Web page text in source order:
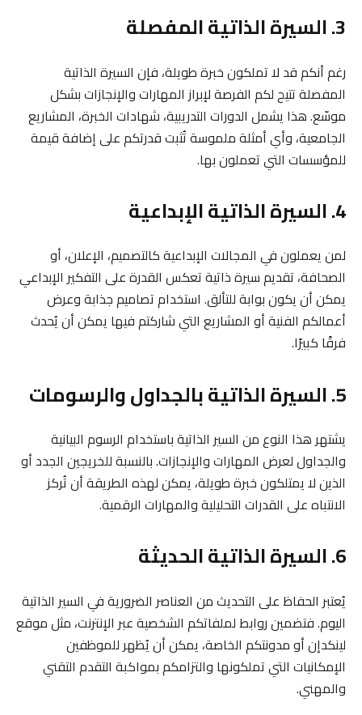
3. السيرة الذاتية المفصلة
رغم أنكم قد لا تملكون خبرة طويلة، فإن السيرة الذاتية
المفصلة تتيح لكم الفرصة لإبراز المهارات والإنجازات بشكل
موسّع. هذا يشمل الدورات التدريبية، شهادات الخبرة، المشاريع
الجامعية، وأي أمثلة ملموسة تُثبت قدرتكم على إضافة قيمة
للمؤسسات التي تعملون بها.
4. السيرة الذاتية الإبداعية
لمن يعملون في المجالات الإبداعية كالتصميم، الإعلان، أو
الصحافة، تقديم سيرة ذاتية تعكس القدرة على التفكير الإبداعي
يمكن أن يكون بوابة للتألق. استخدام تصاميم جذابة وعرض
أعمالكم الفنية أو المشاريع التي شاركتم فيها يمكن أن يُحدث
فرقًا كبيرًا.
5. السيرة الذاتية بالجداول والرسومات
يشتهر هذا النوع من السير الذاتية باستخدام الرسوم البيانية
والجداول لعرض المهارات والإنجازات. بالنسبة للخريجين الجدد أو
الذين لا يمتلكون خبرة طويلة، يمكن لهذه الطريقة أن تُركز
الانتباه على القدرات التحليلية والمهارات الرقمية.
6. السيرة الذاتية الحديثة
يُعتبر الحفاظ على التحديث من العناصر الضرورية في السير الذاتية
اليوم. فتضمين روابط لملفاتكم الشخصية عبر الإنترنت، مثل موقع
لينكدإن أو مدونتكم الخاصة، يمكن أن يُظهر للموظفين
الإمكانيات التي تملكونها والتزامكم بمواكبة التقدم التقني
والمهني.